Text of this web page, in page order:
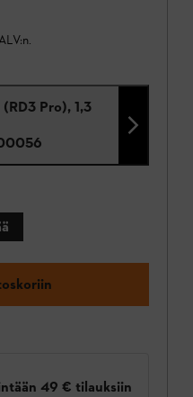
Pro), 1,3
49 € tilauksiin